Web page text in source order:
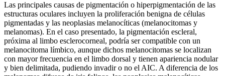
Las principales causas de pigmentación o hiperpigmentación de las
estructuras oculares incluyen la proliferación benigna de células
pigmentadas y las neoplasias melanocíticas (melanocitomas y
melanomas). En el caso presentado, la pigmentación escleral,
próxima al limbo esclerocorneal, podría ser compatible con un
melanocitoma límbico, aunque dichos melanocitomas se localizan
con mayor frecuencia en el limbo dorsal y tienen apariencia nodular
y bien delimitada, pudiendo invadir o no el AIC. A diferencia de los